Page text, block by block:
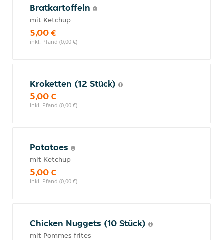
Bratkartoffeln
mit Ketchup
5,00 €
inkl. Pfand (0,00 €)
Kroketten (12 Stück)
5,00 €
inkl. Pfand (0,00 €)
Potatoes
mit Ketchup
5,00 €
inkl. Pfand (0,00 €)
Chicken Nuggets (10 Stück)
mit Pommes frites